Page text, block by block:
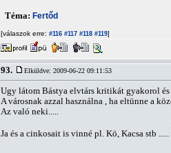
Téma: Fertőd
[válaszok erre: #116 #117 #118 #119]
93. Elküldve: 2009-06-22 09:11:53
Ugy látom Bástya elvtárs kritikát gyakorol
A városnak azzal használna , ha eltünne a
Az való neki.....
Ja és a cinkosait is vinné pl. Kö, Kacsa stb .....